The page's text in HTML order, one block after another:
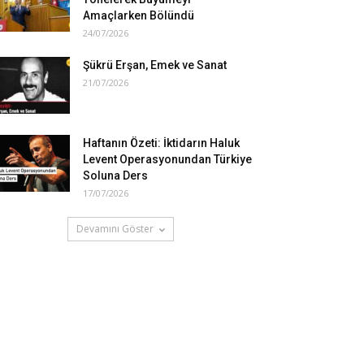
Amaçlarken Bölündü
24/07/2026
Şükrü Erşan, Emek ve Sanat
21/07/2026
Haftanın Özeti: İktidarın Haluk
Levent Operasyonundan Türkiye
Soluna Ders
17/07/2026
Devamını Göster